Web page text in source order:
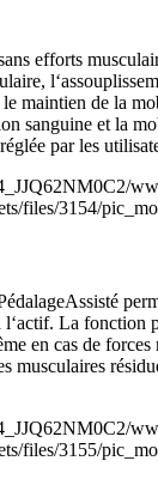
efforts
maintien de la
sanguine et la
par les
l‘actif. La fonction
en cas de forces
musculaires